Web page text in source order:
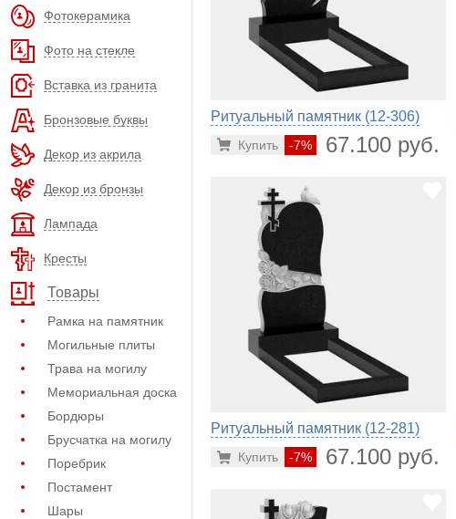
Фотокерамика
Фото на стекле
Вставка из гранита
Бронзовые буквы
Декор из акрила
Декор из бронзы
Лампада
Кресты
Товары
Рамка на памятник
Могильные плиты
Трава на могилу
Мемориальная доска
Бордюры
Брусчатка на могилу
Поребрик
Постамент
Шары
Ритуальный памятник (12-306)
-7% 67.100 руб.
Купить
Ритуальный памятник (12-281)
-7% 67.100 руб.
Купить